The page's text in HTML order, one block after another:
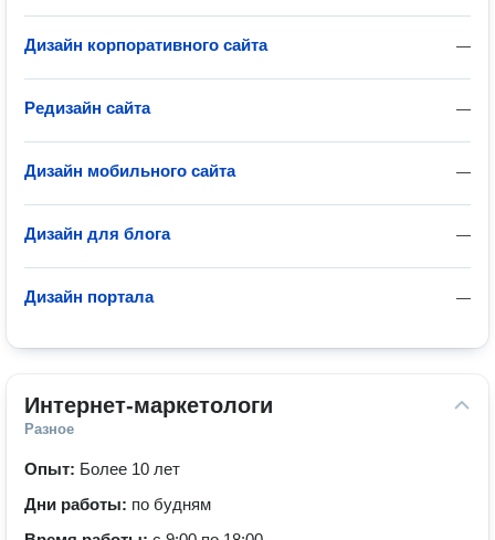
—
Дизайн корпоративного сайта
—
Редизайн сайта
—
Дизайн мобильного сайта
—
Дизайн для блога
—
Дизайн портала
Интернет-маркетологи
Разное
Опыт: Более 10 лет
Дни работы: по будням